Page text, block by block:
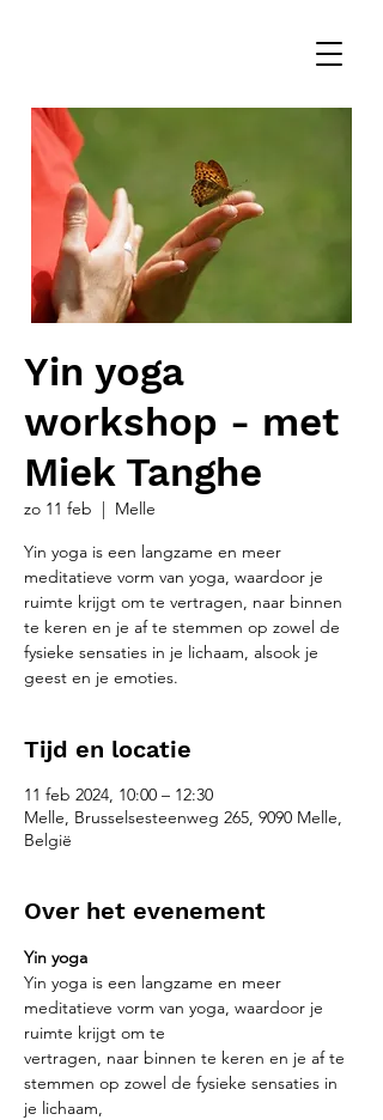
Yin yoga
workshop - met
Miek Tanghe
zo 11 feb
  |
Melle
Yin yoga is een langzame en meer
meditatieve vorm van yoga, waardoor je
ruimte krijgt om te vertragen, naar binnen
te keren en je af te stemmen op zowel de
fysieke sensaties in je lichaam, alsook je
geest en je emoties.
Tijd en locatie
11 feb 2024, 10:00 – 12:30
Melle, Brusselsesteenweg 265, 9090 Melle,
België
Over het evenement
Yin yoga
Yin yoga is een langzame en meer
meditatieve vorm van yoga, waardoor je
ruimte krijgt om te
vertragen, naar binnen te keren en je af te
stemmen op zowel de fysieke sensaties in
je lichaam,